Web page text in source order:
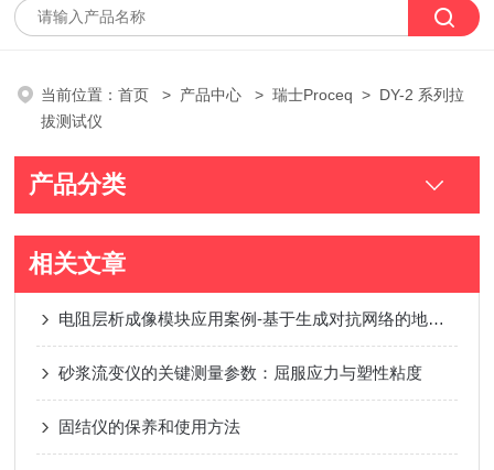
当前位置：首页 > 产品中心 >瑞士Proceq > DY-2 系列拉
拔测试仪
产品分类
相关文章
电阻层析成像模块应用案例-基于生成对抗网络的地铁盾构超前探测方法研究
砂浆流变仪的关键测量参数：屈服应力与塑性粘度
固结仪的保养和使用方法